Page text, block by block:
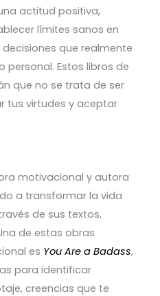
actitud positiva,
límites sanos en
que realmente
personal. Estos libros de
que no se trata de ser
tus virtudes y aceptar
motivacional y autora
a transformar la vida
de sus textos,
de estas obras
es You Are a Badass,
para identificar
creencias que te